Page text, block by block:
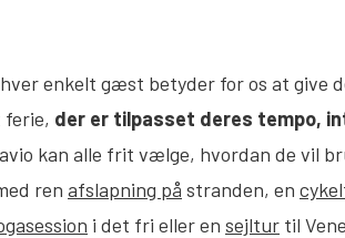
enkelt gæst betyder for os at give
der er tilpasset deres tempo,
kan alle frit vælge, hvordan de vil
ren afslapning på stranden, en
i det fri eller en sejltur til